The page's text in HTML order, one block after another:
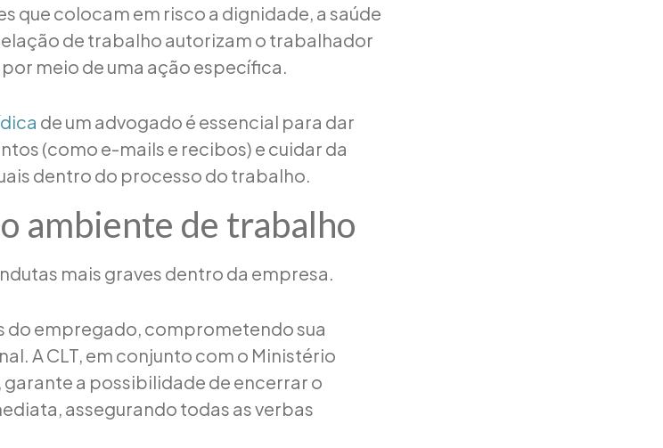
que colocam em risco a dignidade, a saúde
de trabalho autorizam o trabalhador
meio de uma ação específica.
de um advogado é essencial para dar
(como e-mails e recibos) e cuidar da
dentro do processo do trabalho.
ambiente de trabalho
mais graves dentro da empresa.
do empregado, comprometendo sua
A CLT, em conjunto com o Ministério
garante a possibilidade de encerrar o
assegurando todas as verbas